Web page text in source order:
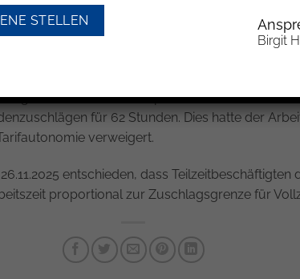
zugrunde: Im Manteltarifvertrag für die
einen Mehrarbeitszuschlag von 25 % bei
38 Std. geregelt. Eine Arbeitnehmerin
vereinbarte Wochenarbeitszeit
unter dem Gesichtspunkt ihrer
für 62 Stunden. Dies hatte der
verweigert.
entschieden, dass
proportional zur Zuschlagsgrenze für
STELLEN
Birgit